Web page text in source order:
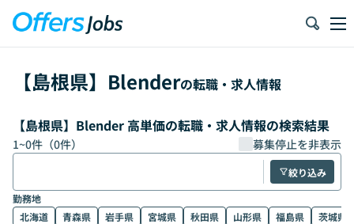
【島根県】 Blenderの転職・求人情報
【島根県】Blender 高単価の転職・求人情報の検索結果
1~0件（0件） 募集停止を非表示
絞り込み
勤務地
北海道
青森県 岩手県 宮城県 秋田県 山形県 福島県
茨城県